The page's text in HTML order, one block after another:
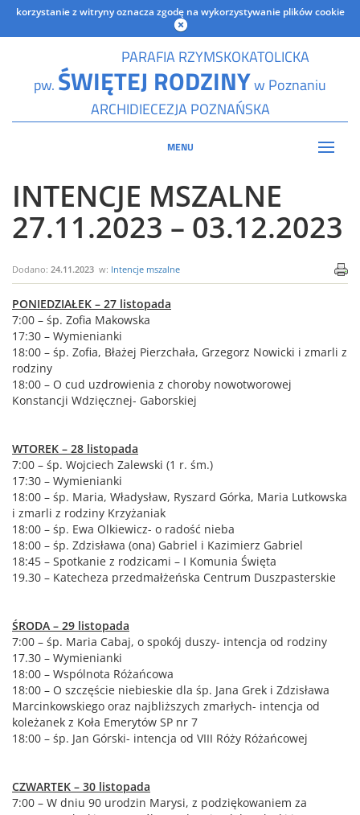
korzystanie z witryny oznacza zgodę na wykorzystywanie plików cookie
PARAFIA RZYMSKOKATOLICKA
pw. ŚWIĘTEJ RODZINYw Poznaniu
ARCHIDIECEZJA POZNAŃSKA
MENU
INTENCJE MSZALNE
27.11.2023 – 03.12.2023
Dodano: 24.11.2023 w: Intencje mszalne
PONIEDZIAŁEK – 27 listopada
7:00 – śp. Zofia Makowska
17:30 – Wymienianki
18:00 – śp. Zofia, Błażej Pierzchała, Grzegorz Nowicki i zmarli z
rodziny
18:00 – O cud uzdrowienia z choroby nowotworowej
Konstancji Wdzięcznej- Gaborskiej
WTOREK – 28 listopada
7:00 – śp. Wojciech Zalewski (1 r. śm.)
17:30 – Wymienianki
18:00 – śp. Maria, Władysław, Ryszard Górka, Maria Lutkowska
i zmarli z rodziny Krzyżaniak
18:00 – śp. Ewa Olkiewicz- o radość nieba
18:00 – śp. Zdzisława (ona) Gabriel i Kazimierz Gabriel
18:45 – Spotkanie z rodzicami – I Komunia Święta
19.30 – Katecheza przedmałżeńska Centrum Duszpasterskie
ŚRODA – 29 listopada
7:00 – śp. Maria Cabaj, o spokój duszy- intencja od rodziny
17.30 – Wymienianki
18:00 – Wspólnota Różańcowa
18:00 – O szczęście niebieskie dla śp. Jana Grek i Zdzisława
Marcinkowskiego oraz najbliższych zmarłych- intencja od
koleżanek z Koła Emerytów SP nr 7
18:00 – śp. Jan Górski- intencja od VIII Róży Różańcowej
CZWARTEK – 30 listopada
7:00 – W dniu 90 urodzin Marysi, z podziękowaniem za